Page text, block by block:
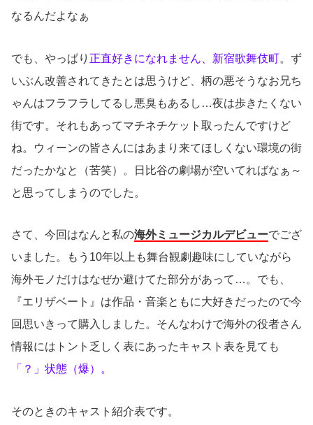
なるんだよなぁ
でも、やっぱり 正直好きになれません、新宿歌舞伎町。ず
いぶん改善されてきたとは思うけど、柄の悪そうなお兄ち
ゃんはフラフラしてるし悪臭もあるし…夜は歩きたくない
街です。それもあってマチネチケット取ったんですけど
ね。ウィーンの皆さんにはあまり来てほしくない環境の街
だったかなと（苦笑）。日比谷の劇場が空いてればなぁ～
と思ってしまうのでした。
さて、今回はなんと私の海外ミュージカルデビューでござ
いました。もう10年以上も舞台観劇趣味にしていながら
海外モノだけはなぜか避けてた部分があって…。でも、
『エリザベート』は作品・音楽ともに大好きだったので今
回思いきって購入しました。そんなわけで海外の役者さん
情報にはトント乏しく表にあったキャスト表を見ても
「？」状態（爆）。
そのときのキャスト紹介表です。